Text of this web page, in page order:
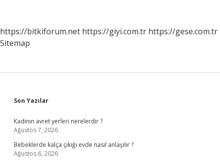
https://bitkiforum.net https://giyi.com.tr https://gese.com.tr
Sitemap
Sidebar
Son Yazılar
Kadının avret yerleri nerelerdir ?
Ağustos 7, 2026
Bebeklerde kalça çıkığı evde nasıl anlaşılır ?
Ağustos 6, 2026